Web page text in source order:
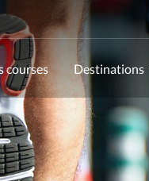
courses Destinations